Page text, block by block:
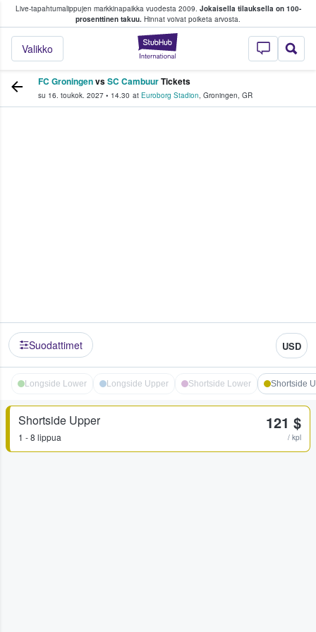
Live-tapahtumalippujen markkinapaikka vuodesta 2009. Jokaisella tilauksella on 100-
prosenttinen takuu. Hinnat voivat poiketa arvosta.
StubHub -
Valikko
fanit ostavat ja myyvät lippuja
FC GroningenvsSC CambuurTickets
su 16. toukok. 2027 • 14.30 at Euroborg Stadion, Groningen, GR
Suodattimet USD
Longside Lower Longside Upper Shortside Lower Shortside
Shortside Upper
1 - 8 lippua
121 $
/ kpl